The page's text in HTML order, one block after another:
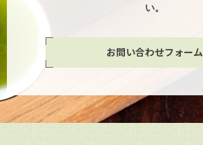
い。
お問い合わせフォーム